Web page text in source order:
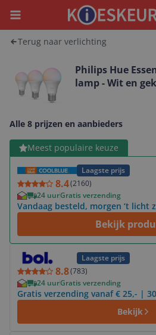
Menu
Terug naar verlichting
Philips Hue
lamp - Wit en
Alle 8 prijzen en aanbieders
Meest populaire keuze
Laagste prijs
8.4(2160)
24 uurGratis verzending
Vandaag besteld, morgen ‘t licht
Bekijk
Bekijk product
Laagste prijs
8.8(783)
24 uurGratis verzending
Gratis verzending vanaf € 25,- |
Bekijk
Bekijk product